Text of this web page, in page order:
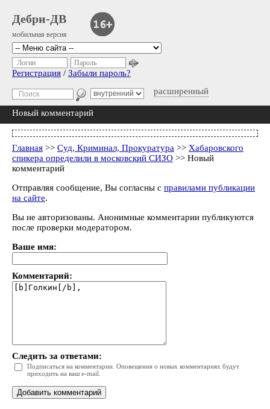
Дебри-ДВ
мобильная версия
расширенный
Логин Пароль
Регистрация / Забыли пароль?
Новый комментарий
Главная >> Суд, Криминал, Прокуратура >> Хабаровского
спикера определили в московский СИЗО >> Новый
комментарий
Отправляя сообщение, Вы согласны с правилами публикации
на сайте.
Вы не авторизованы. Анонимные комментарии публикуются
после проверки модератором.
Ваше имя:
Комментарий:
Следить за ответами:
Подписаться на комментарии. Оповещения о новых комментариях будут
приходить на ваш e-mail.